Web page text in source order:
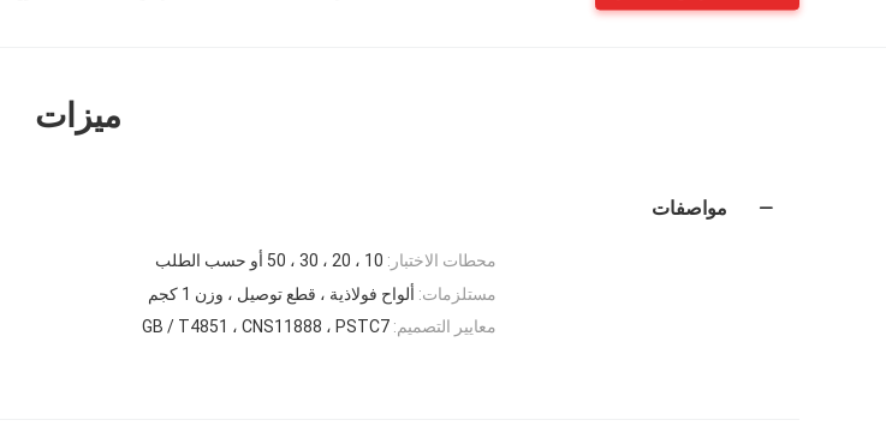
ميزات
مواصفات
محطات الاختبار: 10 ، 20 ، 30 ، 50 أو حسب الطلب
مستلزمات: ألواح فولاذية ، قطع توصيل ، وزن 1 كجم
معايير التصميم: GB / T4851 ، CNS11888 ، PSTC7